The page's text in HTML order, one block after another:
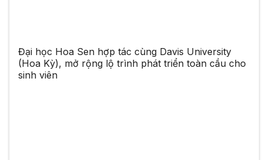
Đại học Hoa Sen hợp tác cùng Davis University
(Hoa Kỳ), mở rộng lộ trình phát triển toàn cầu cho
sinh viên